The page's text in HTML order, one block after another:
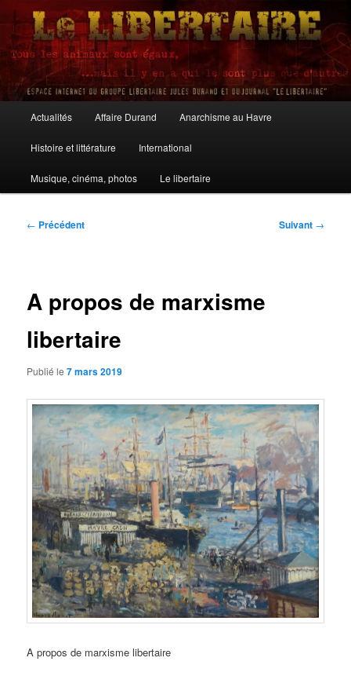
Aller
contenu
principalLe Libertaire
principal
Actualités Affaire Durand Anarchisme au Havre
Histoire et littérature International
Musique, cinéma, photos Le libertaire
Navigation
← Précédent Suivant →
A propos de marxisme
libertaire
Publié le7 mars 2019
A propos de marxisme libertaire